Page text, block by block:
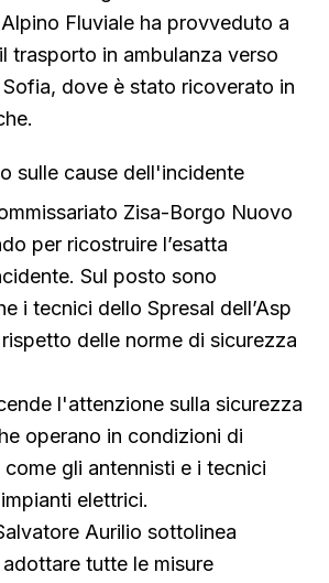
Fluviale ha provveduto a
trasporto in ambulanza verso
Sofia, dove è stato ricoverato in
sulle cause dell'incidente
Zisa-Borgo Nuovo
per ricostruire l’esatta
Sul posto sono
i tecnici dello Spresal dell’Asp
delle norme di sicurezza
l'attenzione sulla sicurezza
operano in condizioni di
gli antennisti e i tecnici
elettrici.
Aurilio sottolinea
tutte le misure